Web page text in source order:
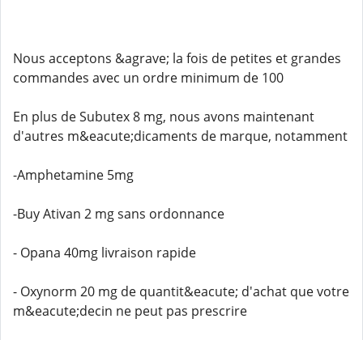
Nous acceptons &agrave; la fois de petites et grandes
commandes avec un ordre minimum de 100
En plus de Subutex 8 mg, nous avons maintenant
d'autres m&eacute;dicaments de marque, notamment
-Amphetamine 5mg
-Buy Ativan 2 mg sans ordonnance
- Opana 40mg livraison rapide
- Oxynorm 20 mg de quantit&eacute; d'achat que votre
m&eacute;decin ne peut pas prescrire